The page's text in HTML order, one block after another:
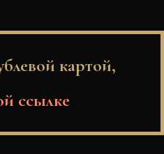
картой,
ссылке